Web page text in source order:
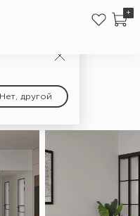
Нет, другой
+